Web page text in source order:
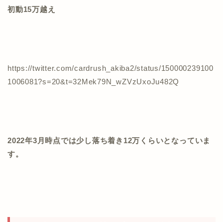
初動15万越え
https://twitter.com/cardrush_akiba2/status/150000239100
1006081?s=20&t=32Mek79N_wZVzUxoJu482Q
2022年3月時点では少し落ち着き12万くらいとなっていま
す。